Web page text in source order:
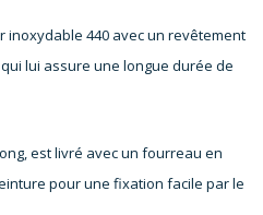
inoxydable 440 avec un revêtement
lui assure une longue durée de
est livré avec un fourreau en
pour une fixation facile par le